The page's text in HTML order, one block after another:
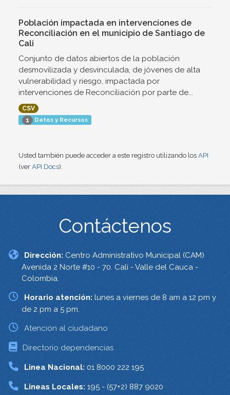
Población impactada en intervenciones de
Reconciliación en el municipio de Santiago de
Cali
Conjunto de datos abiertos de la población
desmovilizada y desvinculada, de jóvenes de alta
vulnerabilidad y riesgo, impactada por
intervenciones de Reconciliación por parte de...
CSV
1 Datos y Recursos
Usted también puede acceder a este registro utilizando los API
(ver API Docs).
Contáctenos
Dirección: Centro Administrativo Municipal (CAM)
Avenida 2 Norte #10 - 70. Cali - Valle del Cauca -
Colombia.
Horario atención: lunes a viernes de 8 am a 12 pm y
de 2 pm a 5 pm.
Atención al ciudadano
Directorio dependencias
Linea Nacional: 01 8000 222 195
Lineas Locales: 195 - (57+2) 887 9020